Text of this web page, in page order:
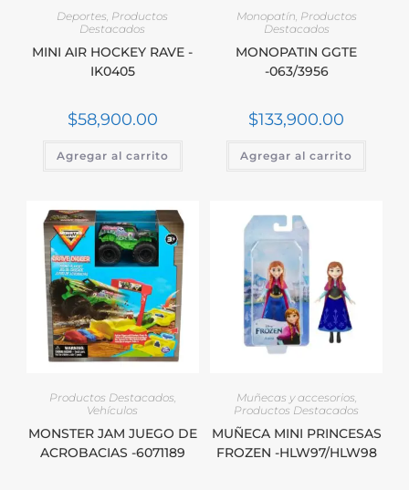
Deportes Productos
Destacados
MINI AIR HOCKEY RAVE -
IK0405
$58,900.00
Agregar al carrito
Monopatín Productos
Destacados
MONOPATIN GGTE
-063/3956
$133,900.00
Agregar al carrito
Productos Destacados,
Vehículos
MONSTER JAM JUEGO DE
ACROBACIAS -6071189
Muñecas y accesorios,
Productos Destacados
MUÑECA MINI PRINCESAS
FROZEN -HLW97/HLW98